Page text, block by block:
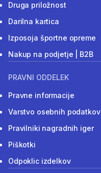
Druga priložnost
Darilna kartica
Izposoja športne opreme
Nakup na podjetje | B2B
PRAVNI ODDELEK
Pravne informacije
Varstvo osebnih podatkov
Pravilniki nagradnih iger
Piškotki
Odpoklic izdelkov